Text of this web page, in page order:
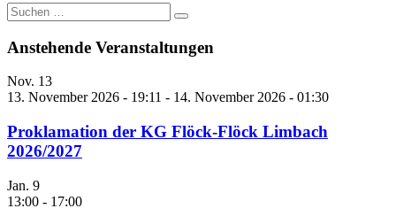
Suche
nach:
Anstehende Veranstaltungen
Nov. 13
13. November 2026 - 19:11 - 14. November 2026 - 01:30
Proklamation der KG Flöck-Flöck Limbach
2026/2027
Jan. 9
13:00 - 17:00